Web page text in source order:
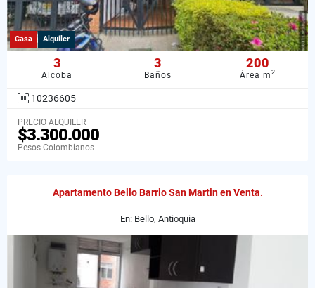
Casa Alquiler
3
Alcoba
3
Baños
200
Área m2
10236605
PRECIO ALQUILER
$3.300.000
Pesos Colombianos
Apartamento Bello Barrio San Martin en Venta.
En: Bello, Antioquia